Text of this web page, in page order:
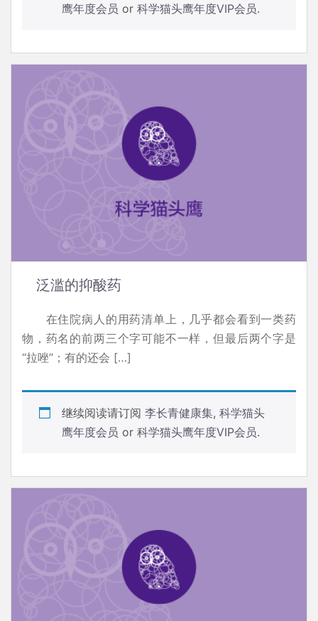
鹰年度会员 or 科学猫头鹰年度VIP会员.
泛滥的抑酸药
在住院病人的用药清单上，几乎都会看到一类药
物，药名的前两三个字可能不一样，但最后两个字是
“拉唑”；有的还会 […]
继续阅读请订阅 李长青健康集, 科学猫头
鹰年度会员 or 科学猫头鹰年度VIP会员.